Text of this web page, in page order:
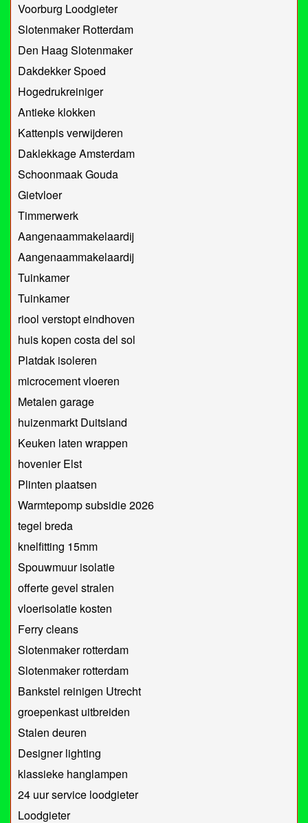
Voorburg Loodgieter
Slotenmaker Rotterdam
Den Haag Slotenmaker
Dakdekker Spoed
Hogedrukreiniger
Antieke klokken
Kattenpis verwijderen
Daklekkage Amsterdam
Schoonmaak Gouda
Gietvloer
Timmerwerk
Aangenaammakelaardij
Aangenaammakelaardij
Tuinkamer
Tuinkamer
riool verstopt eindhoven
huis kopen costa del sol
Platdak isoleren
microcement vloeren
Metalen garage
huizenmarkt Duitsland
Keuken laten wrappen
hovenier Elst
Plinten plaatsen
Warmtepomp subsidie 2026
tegel breda
knelfitting 15mm
Spouwmuur isolatie
offerte gevel stralen
vloerisolatie kosten
Ferry cleans
Slotenmaker rotterdam
Slotenmaker rotterdam
Bankstel reinigen Utrecht
groepenkast uitbreiden
Stalen deuren
Designer lighting
klassieke hanglampen
24 uur service loodgieter
Loodgieter